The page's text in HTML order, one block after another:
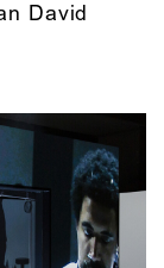
David